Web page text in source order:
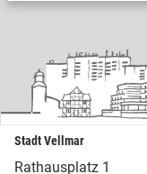
Stadt Vellmar
Rathausplatz 1